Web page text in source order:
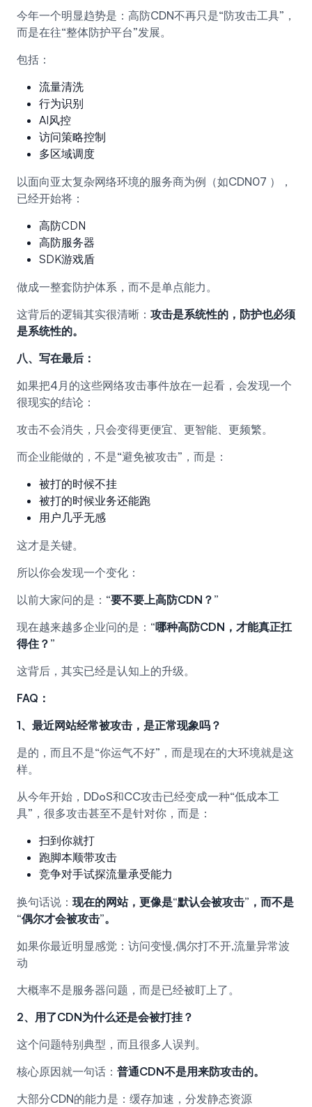
今年一个明显趋势是：高防CDN不再只是“防攻击工具”，
而是在往“整体防护平台”发展。
包括：
流量清洗
行为识别
AI风控
访问策略控制
多区域调度
以面向亚太复杂网络环境的服务商为例（如CDN07 ），
已经开始将：
高防CDN
高防服务器
SDK游戏盾
做成一整套防护体系，而不是单点能力。
这背后的逻辑其实很清晰： 攻击是系统性的，防护也必须
是系统性的。
八、写在最后：
如果把4月的这些网络攻击事件放在一起看，会发现一个
很现实的结论：
攻击不会消失，只会变得更便宜、更智能、更频繁。
而企业能做的，不是“避免被攻击”，而是：
被打的时候不挂
被打的时候业务还能跑
用户几乎无感
这才是关键。
所以你会发现一个变化：
以前大家问的是： “要不要上高防CDN？”
现在越来越多企业问的是： “哪种高防CDN，才能真正扛
得住？”
这背后，其实已经是认知上的升级。
FAQ：
1、最近网站经常被攻击，是正常现象吗？
是的，而且不是“你运气不好”，而是现在的大环境就是这
样。
从今年开始，DDoS和CC攻击已经变成一种“低成本工
具”，很多攻击甚至不是针对你，而是：
扫到你就打
跑脚本顺带攻击
竞争对手试探流量承受能力
换句话说： 现在的网站，更像是“默认会被攻击”，而不是
“偶尔才会被攻击”。
如果你最近明显感觉：访问变慢,偶尔打不开,流量异常波
动
大概率不是服务器问题，而是已经被盯上了。
2、用了CDN为什么还是会被打挂？
这个问题特别典型，而且很多人误判。
核心原因就一句话： 普通CDN不是用来防攻击的。
大部分CDN的能力是：缓存加速，分发静态资源